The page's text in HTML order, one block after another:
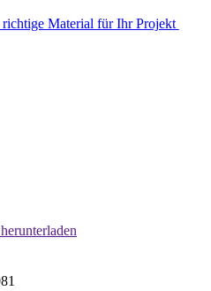
richtige Material für Ihr Projekt